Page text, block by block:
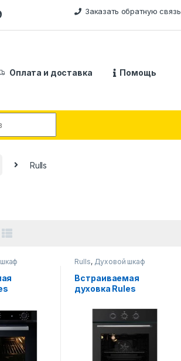
Заказать обратную связь
Оплата и доставка Помощь
Rulls
Rulls, Духовой шкаф
Встраиваемая
духовка Rules